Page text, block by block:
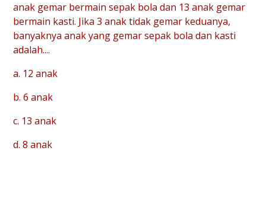
anak gemar bermain sepak bola dan 13 anak gemar
bermain kasti. Jika 3 anak tidak gemar keduanya,
banyaknya anak yang gemar sepak bola dan kasti
adalah....
a. 12 anak
b. 6 anak
c. 13 anak
d. 8 anak